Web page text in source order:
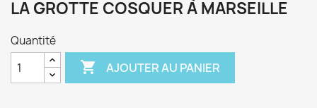
LA GROTTE COSQUER À MARSEILLE
Quantité
 AJOUTER AU PANIER